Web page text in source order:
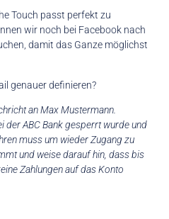
Touch passt perfekt zu
wir noch bei Facebook nach
damit das Ganze möglichst
genauer definieren?
an Max Mustermann.
der ABC Bank gesperrt wurde und
muss um wieder Zugang zu
und weise darauf hin, dass bis
Zahlungen auf das Konto